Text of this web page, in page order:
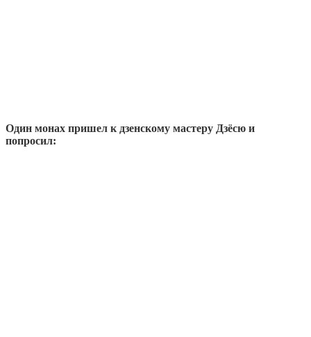
Один монах пришел к дзенскому мастеру Дзёсю и
попросил: